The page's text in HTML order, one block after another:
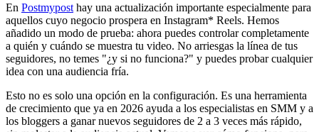
En Postmypost hay una actualización importante especialmente para
aquellos cuyo negocio prospera en Instagram* Reels. Hemos
añadido un modo de prueba: ahora puedes controlar completamente
a quién y cuándo se muestra tu video. No arriesgas la línea de tus
seguidores, no temes "¿y si no funciona?" y puedes probar cualquier
idea con una audiencia fría.
Esto no es solo una opción en la configuración. Es una herramienta
de crecimiento que ya en 2026 ayuda a los especialistas en SMM y a
los bloggers a ganar nuevos seguidores de 2 a 3 veces más rápido,